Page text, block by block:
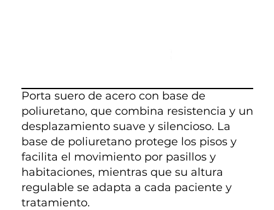
Porta suero de acero con base de
poliuretano, que combina resistencia y un
desplazamiento suave y silencioso. La
base de poliuretano protege los pisos y
facilita el movimiento por pasillos y
habitaciones, mientras que su altura
regulable se adapta a cada paciente y
tratamiento.